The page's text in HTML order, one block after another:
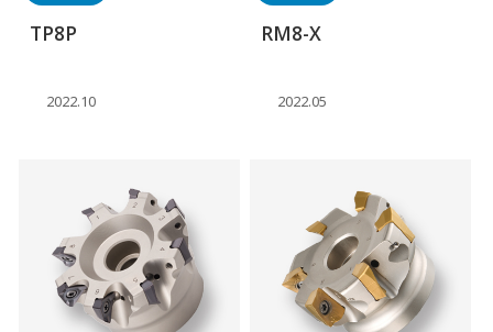
TP8P
2022.10
RM8-X
2022.05